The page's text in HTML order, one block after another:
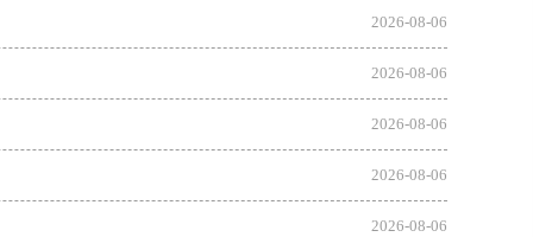
2026-08-06
2026-08-06
2026-08-06
2026-08-06
2026-08-06